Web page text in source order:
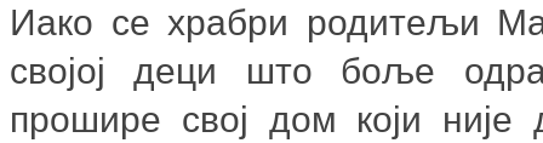
Иако се храбри родитељи
својој деци што боље
прошире свој дом који